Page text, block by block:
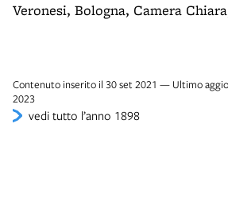
Veronesi, Bologna, Camera
Contenuto inserito il 30 set 2021 — Ultimo
2023
vedi tutto l’anno 1898